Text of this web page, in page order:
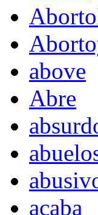
above
Abre
acaba